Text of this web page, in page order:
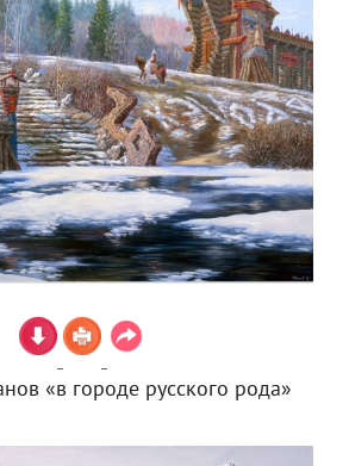
«в городе русского рода»